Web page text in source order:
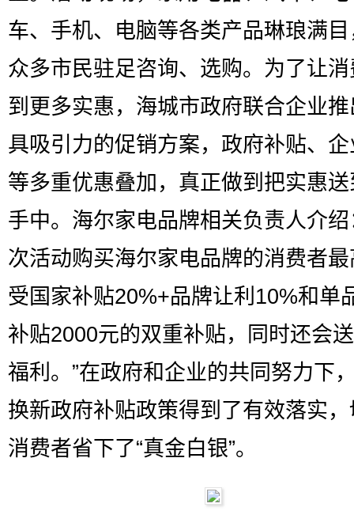
车、手机、电脑等各类产品琳琅满
众多市民驻足咨询、选购。为了让
到更多实惠，海城市政府联合企业
具吸引力的促销方案，政府补贴、
等多重优惠叠加，真正做到把实惠
手中。海尔家电品牌相关负责人介绍
次活动购买海尔家电品牌的消费者
受国家补贴20%+品牌让利10%和单
补贴2000元的双重补贴，同时还会
福利。”在政府和企业的共同努力下
换新政府补贴政策得到了有效落实
消费者省下了“真金白银”。